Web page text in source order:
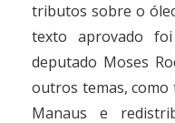
tributos sobre o
texto aprovado
deputado Moses
outros temas, como
Manaus e